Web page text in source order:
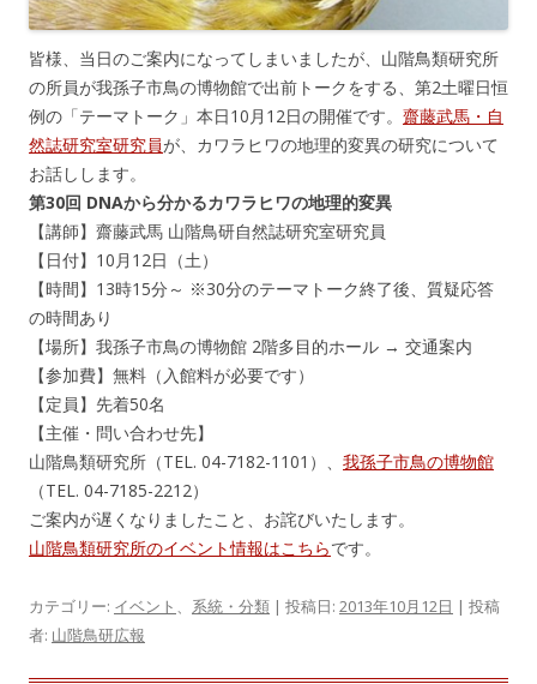
皆様、当日のご案内になってしまいましたが、山階鳥類研究所
の所員が我孫子市鳥の博物館で出前トークをする、第2土曜日恒
例の「テーマトーク」本日10月12日の開催です。 齋藤武馬・自
然誌研究室研究員が、カワラヒワの地理的変異の研究について
お話しします。
第30回 DNAから分かるカワラヒワの地理的変異
【講師】齋藤武馬 山階鳥研自然誌研究室研究員
【日付】10月12日（土）
【時間】13時15分～ ※30分のテーマトーク終了後、質疑応答
の時間あり
【場所】我孫子市鳥の博物館 2階多目的ホール → 交通案内
【参加費】無料（入館料が必要です）
【定員】先着50名
【主催・問い合わせ先】
山階鳥類研究所（TEL. 04-7182-1101）、 我孫子市鳥の博物館
（TEL. 04-7185-2212）
ご案内が遅くなりましたこと、お詫びいたします。
山階鳥類研究所のイベント情報はこちらです。
カテゴリー: イベント 、 系統・分類 | 投稿日: 2013年10月12日 | 投稿
者: 山階鳥研広報